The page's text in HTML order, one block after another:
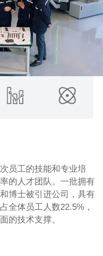
员工的技能和专业培
的人才团队。一批拥有
博士被引进公司，具有
全体员工人数22.5%，
的技术支撑。